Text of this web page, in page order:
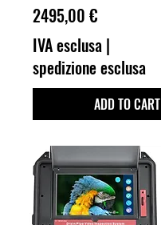
Prezzo
2495,00 €
IVA esclusa |
spedizione esclusa
ADD TO CART